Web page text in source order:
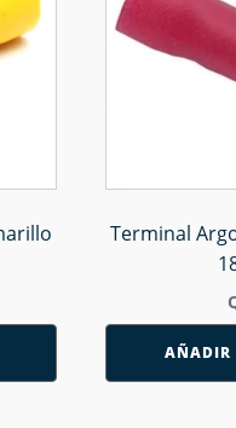
Terminal
AÑADIR